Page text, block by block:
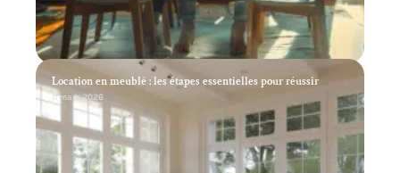
Location en meublé : les étapes essentielles pour réussir
11 mars 2026